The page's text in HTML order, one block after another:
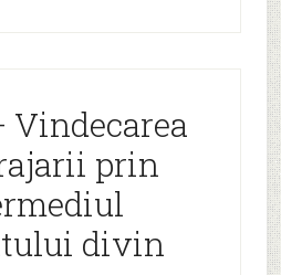
Vindecarea
prin
divin